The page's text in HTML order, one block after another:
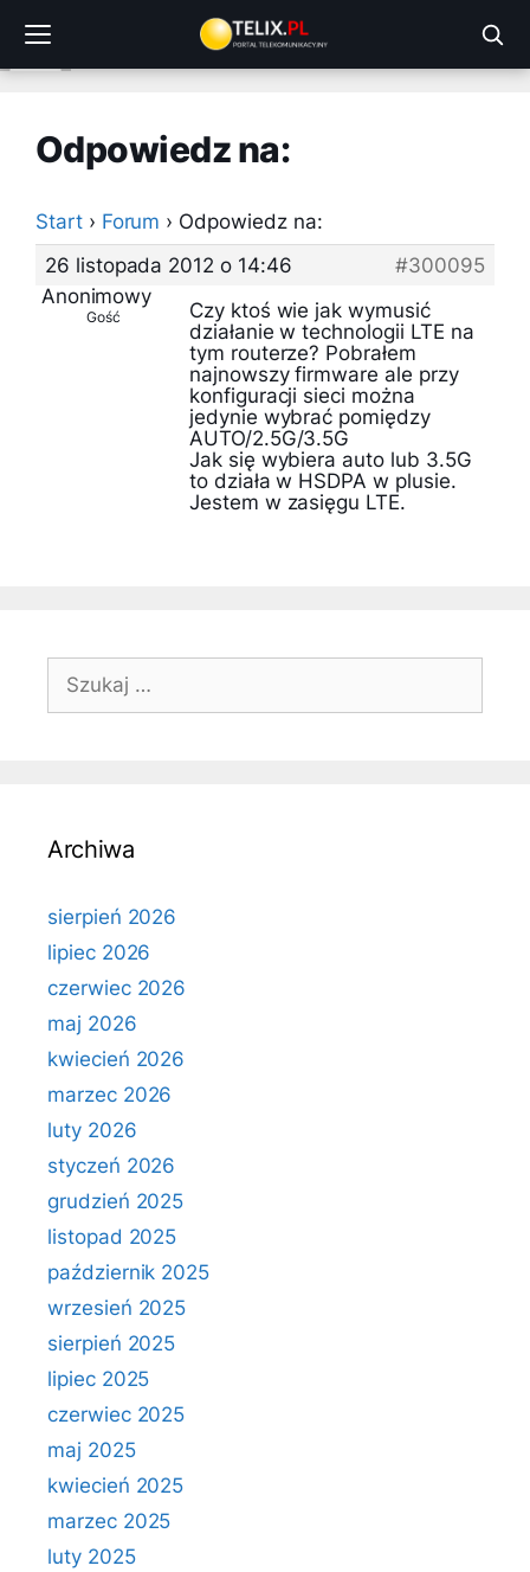
treści
Odpowiedz na:
Start › Forum › Odpowiedz na:
26 listopada 2012 o 14:46
#300095
Anonimowy
Gość
Czy ktoś wie jak wymusić
działanie w technologii LTE na
tym routerze? Pobrałem
najnowszy firmware ale przy
konfiguracji sieci można
jedynie wybrać pomiędzy
AUTO/2.5G/3.5G
Jak się wybiera auto lub 3.5G
to działa w HSDPA w plusie.
Jestem w zasięgu LTE.
Szukaj:
Archiwa
sierpień 2026
lipiec 2026
czerwiec 2026
maj 2026
kwiecień 2026
marzec 2026
luty 2026
styczeń 2026
grudzień 2025
listopad 2025
październik 2025
wrzesień 2025
sierpień 2025
lipiec 2025
czerwiec 2025
maj 2025
kwiecień 2025
marzec 2025
luty 2025